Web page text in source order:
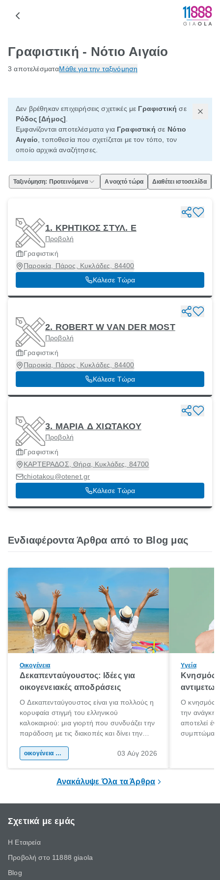
Γραφιστική - Νότιο Αιγαίο
3 αποτελέσματαΜάθε για την ταξινόμηση
Δεν βρέθηκαν επιχειρήσεις σχετικές με Γραφιστική σε
Ρόδος [Δήμος]
Εμφανίζονται αποτελέσματα για Γραφιστική σε Νότιο
Αιγαίο , τοποθεσία που σχετίζεται με τον τόπο, τον
οποίο αρχικά αναζήτησες.
Ταξινόμηση: Προτεινόμενα Ανοιχτό τώρα Διαθέτει ιστοσελίδα
1. ΚΡΗΤΙΚΟΣ ΣΤΥΛ. Ε
Προβολή
Γραφιστική
Παροικία, Πάρος, Κυκλάδες, 84400
Κάλεσε Τώρα
2. ROBERT W VAN DER MOST
Προβολή
Γραφιστική
Παροικία, Πάρος, Κυκλάδες, 84400
Κάλεσε Τώρα
3. ΜΑΡΙΑ Δ ΧΙΩΤΑΚΟΥ
Προβολή
Γραφιστική
ΚΑΡΤΕΡΑΔΟΣ, Θήρα, Κυκλάδες, 84700
chiotakou@otenet.gr
Κάλεσε Τώρα
Ενδιαφέροντα Άρθρα από το Blog μας
Οικογένεια
Δεκαπενταύγουστος: Ιδέες για
οικογενειακές αποδράσεις
Ο Δεκαπενταύγουστος είναι για πολλούς η
κορυφαία στιγμή του ελληνικού
καλοκαιριού: μια γιορτή που συνδυάζει την
παράδοση με τις διακοπές και δίνει την
χώρας. Είτε πρόκειται για λίγες μέρες
οικογένεια & παιδί 03 Αύγ 2026
Υγεία
Κνησμός:
Ο κνησμός
την ανάγκη
αποτελεί
Ανακάλυψε Όλα τα Άρθρα
Σχετικά με εμάς
Η Εταιρεία
Προβολή στο 11888 giaola
Blog